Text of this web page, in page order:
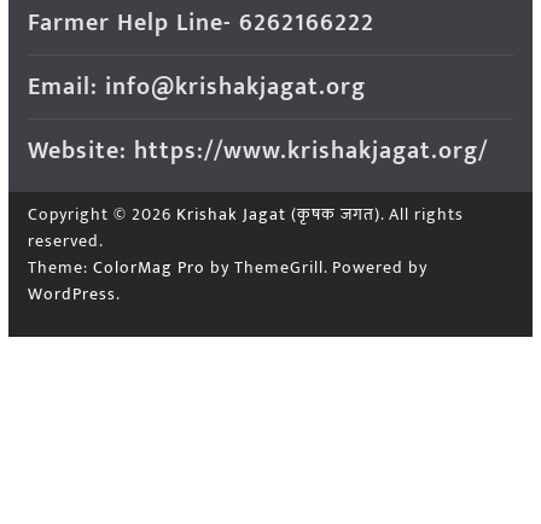
Farmer Help Line- 6262166222
Email: info@krishakjagat.org
Website: https://www.krishakjagat.org/
Copyright © 2026 Krishak Jagat (कृषक जगत). All rights
reserved.
Theme: ColorMag Pro by ThemeGrill. Powered by
WordPress.